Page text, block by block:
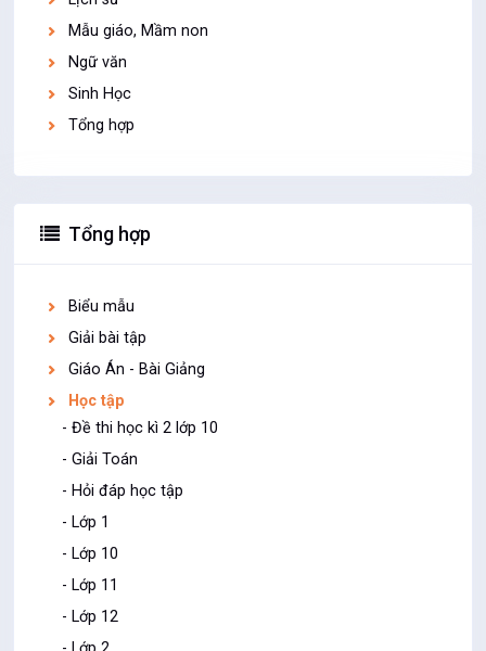
Mẫu giáo, Mầm non
Ngữ văn
Sinh Học
Tổng hợp
Tổng hợp
Biểu mẫu
Giải bài tập
Giáo Án - Bài Giảng
Học tập
- Đề thi học kì 2 lớp 10
- Giải Toán
- Hỏi đáp học tập
- Lớp 1
- Lớp 10
- Lớp 11
- Lớp 12